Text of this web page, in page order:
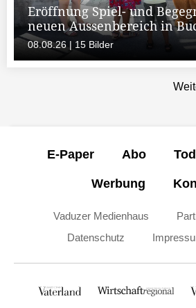
Eröffnung Spiel- und
neuen Aussenbereich in
08.08.26 | 15 Bilder
E-Paper Abo
Werbung
Vaduzer Medienhaus
Datenschutz